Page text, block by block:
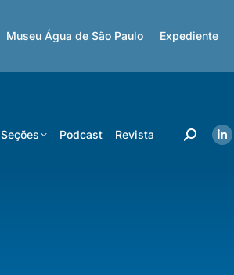
Museu Água de São Paulo Expediente
Seções Podcast Revista